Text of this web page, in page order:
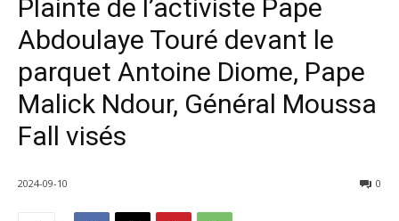
Plainte de l’activiste Pape
Abdoulaye Touré devant le
parquet Antoine Diome, Pape
Malick Ndour, Général Moussa
Fall visés
2024-09-10 0